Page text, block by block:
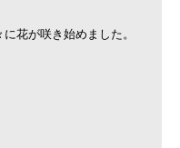
花が咲き始めました。